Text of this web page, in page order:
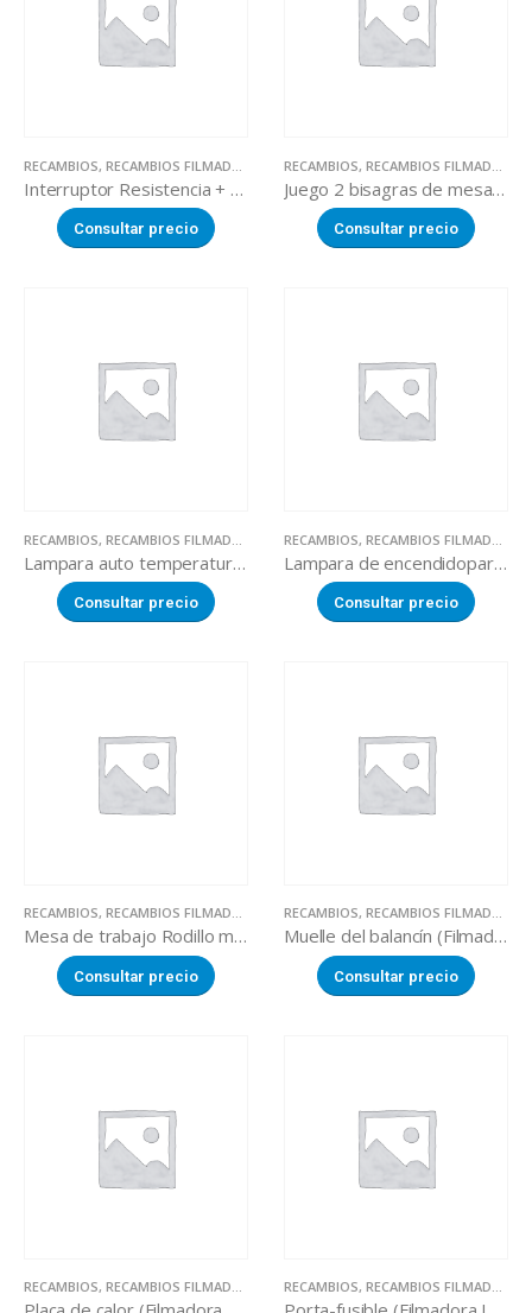
RECAMBIOS, RECAMBIOS FILMADORAS MANUALES
Interruptor Resistencia + placa de calor (Filmadora LOVERO SW-450)
Consultar precio
RECAMBIOS, RECAMBIOS FILMADORAS MANUALES
Juego 2 bisagras de mesa de trabajo (Filmadora LOVERO SW-450)
Consultar precio
RECAMBIOS, RECAMBIOS FILMADORAS MANUALES
Lampara auto temperatura + placa calor (Filmadora LOVERO SW-450)
Consultar precio
RECAMBIOS, RECAMBIOS FILMADORAS MANUALES
Lampara de encendidopara placa-calor + resistencia (Filmadora LOVERO SW-450)
Consultar precio
RECAMBIOS, RECAMBIOS FILMADORAS MANUALES
Mesa de trabajo Rodillo mediano (Filmadora LOVERO SW-450)
Consultar precio
RECAMBIOS, RECAMBIOS FILMADORAS MANUALES
Muelle del balancín (Filmadora LOVERO SW-450)
Consultar precio
RECAMBIOS, RECAMBIOS FILMADORAS MANUALES RECAMBIOS, RECAMBIOS FILMADORAS MANUALES